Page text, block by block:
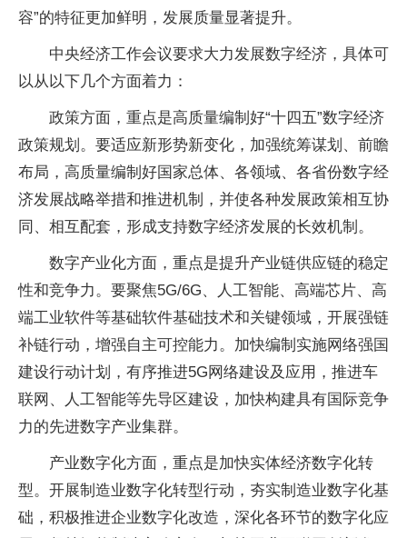
容”的特征更加鲜明，发展质量显著提升。
中央经济工作会议要求大力发展数字经济，具体可
以从以下几个方面着力：
政策方面，重点是高质量编制好“十四五”数字经济
政策规划。要适应新形势新变化，加强统筹谋划、前瞻
布局，高质量编制好国家总体、各领域、各省份数字经
济发展战略举措和推进机制，并使各种发展政策相互协
同、相互配套，形成支持数字经济发展的长效机制。
数字产业化方面，重点是提升产业链供应链的稳定
性和竞争力。要聚焦5G/6G、人工智能、高端芯片、高
端工业软件等基础软件基础技术和关键领域，开展强链
补链行动，增强自主可控能力。加快编制实施网络强国
建设行动计划，有序推进5G网络建设及应用，推进车
联网、人工智能等先导区建设，加快构建具有国际竞争
力的先进数字产业集群。
产业数字化方面，重点是加快实体经济数字化转
型。开展制造业数字化转型行动，夯实制造业数字化基
础，积极推进企业数字化改造，深化各环节的数字化应